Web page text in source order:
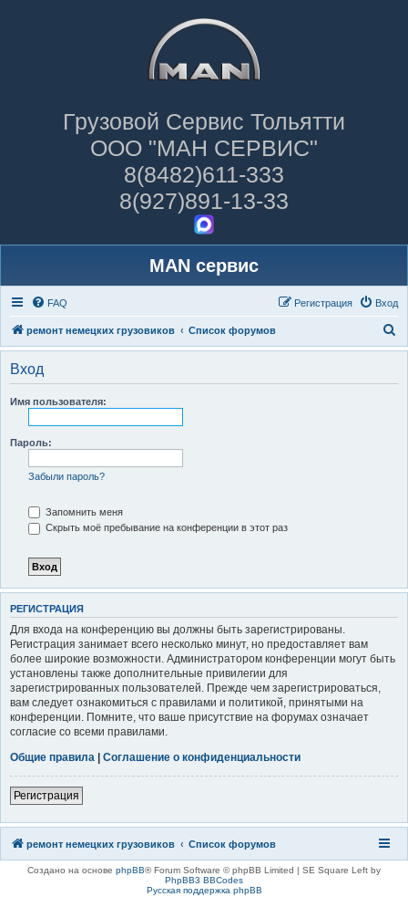
Грузовой Сервис Тольятти
ООО "МАН СЕРВИС"
8(8482)611-333
8(927)891-13-33
MAN сервис
FAQ Вход
Регистрация
ремонт немецких грузовиков Список форумов
о
Вход
Имя пользователя:
Пароль:
Забыли пароль?
Запомнить меня
Скрыть моё пребывание на конференции в этот раз
РЕГИСТРАЦИЯ
Для входа на конференцию вы должны быть зарегистрированы.
Регистрация занимает всего несколько минут, но предоставляет вам
более широкие возможности. Администратором конференции могут быть
установлены также дополнительные привилегии для
зарегистрированных пользователей. Прежде чем зарегистрироваться,
вам следует ознакомиться с правилами и политикой, принятыми на
конференции. Помните, что ваше присутствие на форумах означает
согласие со всеми правилами.
Общие правила
Соглашение о конфиденциальности
Регистрация
ремонт немецких грузовиков Список форумов
Создано на основе phpBB® Forum Software © phpBB Limited | SE Square Left by
PhpBB3 BBCodes
Русская поддержка phpBB